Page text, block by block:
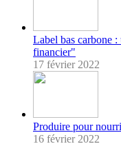
Label bas carbone
financier"
17 février 2022
Produire pour
16 février 2022